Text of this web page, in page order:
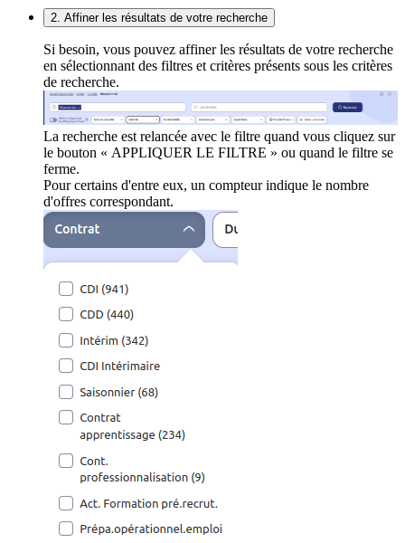
2. Affiner les résultats de votre recherche
Si besoin, vous pouvez affiner les résultats de votre recherche
en sélectionnant des filtres et critères présents sous les critères
de recherche.
La recherche est relancée avec le filtre quand vous cliquez sur
le bouton « APPLIQUER LE FILTRE » ou quand le filtre se
ferme.
Pour certains d'entre eux, un compteur indique le nombre
d'offres correspondant.